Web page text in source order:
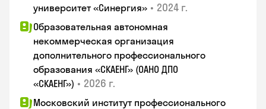
университет «Синергия» • 2024 г.
Образовательная автономная
некоммерческая организация
дополнительного профессионального
образования «СКАЕНГ» (ОАНО ДПО
«СКАЕНГ») • 2026 г.
Московский институт профессионального